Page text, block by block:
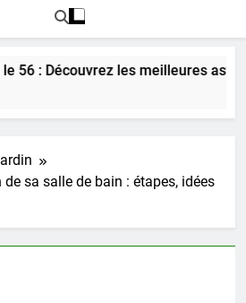
les meilleures astuces en
sa salle de bain : étapes, idées